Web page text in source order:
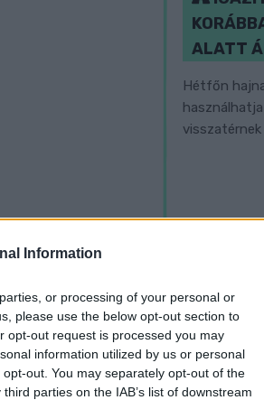
Information
or processing of your personal or
please use the below opt-out section to
opt-out request is processed you may
information utilized by us or personal
out. You may separately opt-out of the
parties on the IAB’s list of downstream
ALATT
Hétfőn